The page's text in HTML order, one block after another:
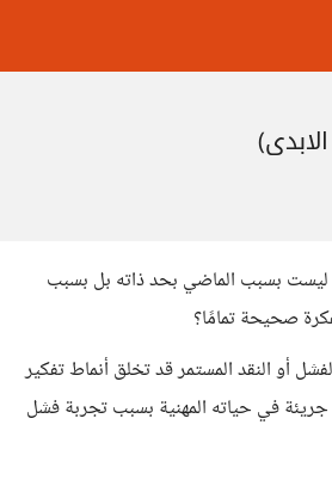
ليست بسبب الماضي بحد ذاته بل بسبب
صحيحة تمامًا؟
أو النقد المستمر قد تخلق أنماط تفكير
في حياته المهنية بسبب تجربة فشل